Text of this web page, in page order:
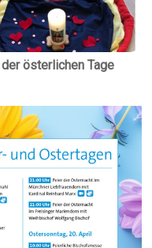
österlichen Tage